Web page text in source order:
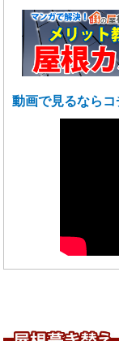
動画で見るならコ